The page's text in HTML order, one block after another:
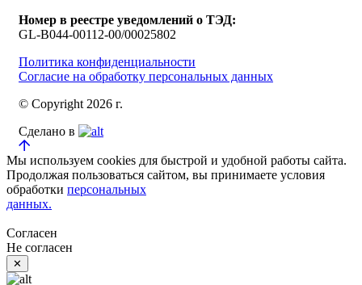
Номер в реестре уведомлений о ТЭД:
GL-B044-00112-00/00025802
Политика конфиденциальности
Согласие на обработку персональных данных
© Copyright 2026 г.
Сделано в
Мы используем cookies для быстрой и удобной работы сайта.
Продолжая пользоваться сайтом, вы принимаете условия
обработки персональных
данных.
Согласен
Не согласен
✕